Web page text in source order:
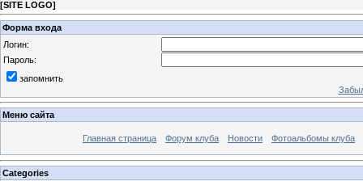
[SITE LOGO]
Форма входа
Логин:
Пароль:
запомнить
Меню сайта
Главная страница Форум клуба Новости Фотоальбомы клуба
Categories